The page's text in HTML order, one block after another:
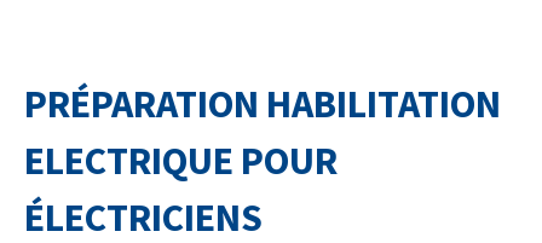
PRÉPARATION HABILITATION
ELECTRIQUE POUR
ÉLECTRICIENS